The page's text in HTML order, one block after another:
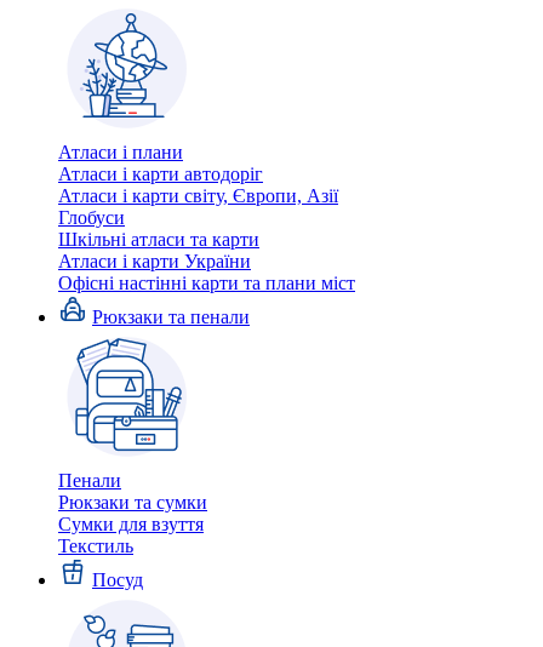
Атласи і плани
Атласи і карти автодоріг
Атласи і карти світу, Європи, Азії
Глобуси
Шкільні атласи та карти
Атласи і карти України
Офісні настінні карти та плани міст
Рюкзаки та пенали
Пенали
Рюкзаки та сумки
Сумки для взуття
Текстиль
Посуд